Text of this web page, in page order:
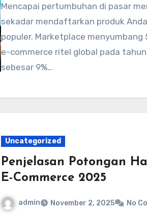
Mencapai pertumbuhan di pasar memerlukan lebih dari
sekadar mendaftarkan produk
populer. Marketplace menyumbang
e-commerce ritel global pada
sebesar 9%…
Uncategorized
Penjelasan Potongan
E-Commerce 2025
admin November 2, 2025 No